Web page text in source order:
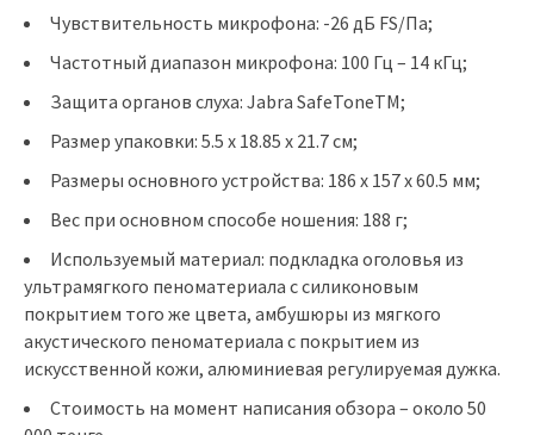
Чувствительность микрофона: -26 дБ FS/Па;
Частотный диапазон микрофона: 100 Гц – 14 кГц;
Защита органов слуха: Jabra SafeToneTM;
Размер упаковки: 5.5 x 18.85 x 21.7 см;
Размеры основного устройства: 186 x 157 x 60.5 мм;
Вес при основном способе ношения: 188 г;
Используемый материал: подкладка оголовья из
ультрамягкого пеноматериала с силиконовым
покрытием того же цвета, амбушюры из мягкого
акустического пеноматериала с покрытием из
искусственной кожи, алюминиевая регулируемая дужка.
Стоимость на момент написания обзора – около 50